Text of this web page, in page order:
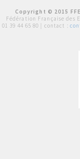
Copyright © 2015
Fédération Française des
01 39 44 65 80 | contact :